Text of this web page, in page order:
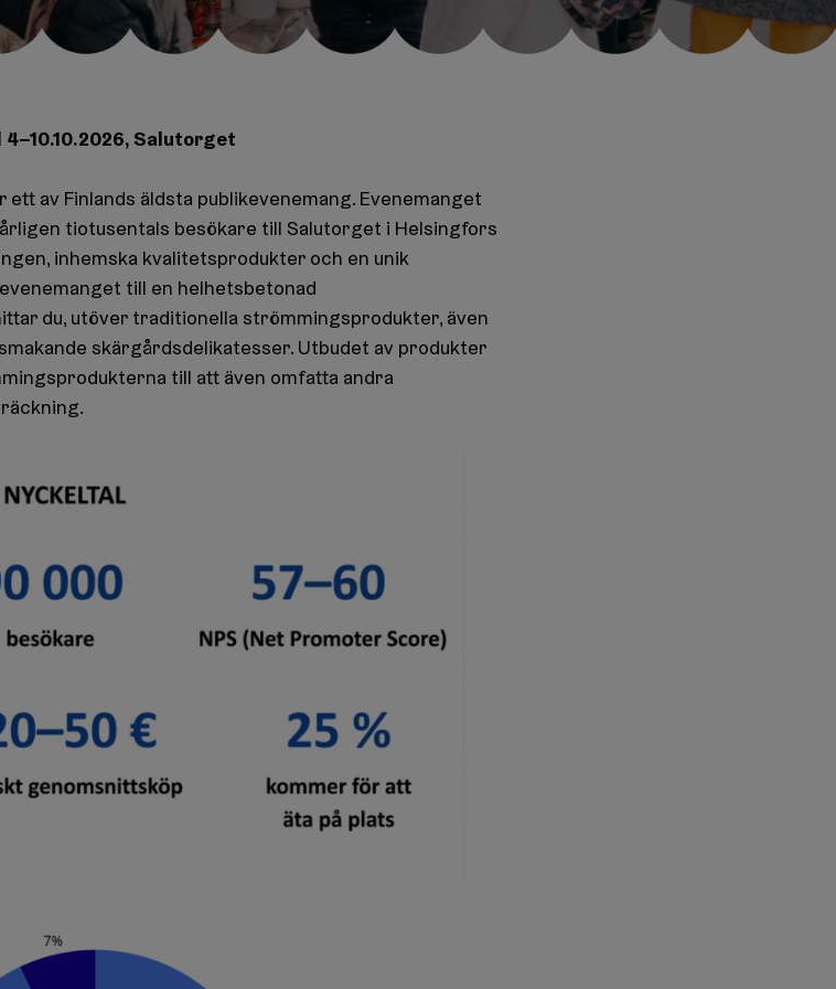
Salutorget
av Finlands äldsta publikevenemang. Evenemanget
tiotusentals besökare till Salutorget i Helsingfors
inhemska kvalitetsprodukter och en unik
till en helhetsbetonad
du, utöver traditionella strömmingsprodukter, även
skärgårdsdelikatesser. Utbudet av produkter
till att även omfatta andra